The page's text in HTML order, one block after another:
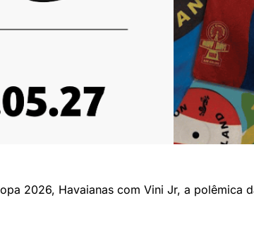
2026, Havaianas com Vini Jr, a